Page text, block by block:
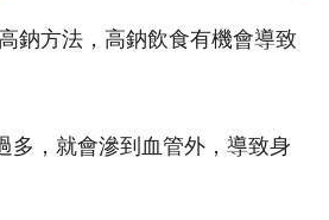
鈉方法，高鈉飲食有機會導致
多，就會滲到血管外，導致身